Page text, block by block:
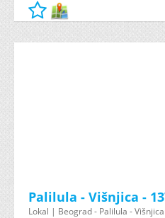
Palilula - Višnjica -
Lokal | Beograd - Palilula -